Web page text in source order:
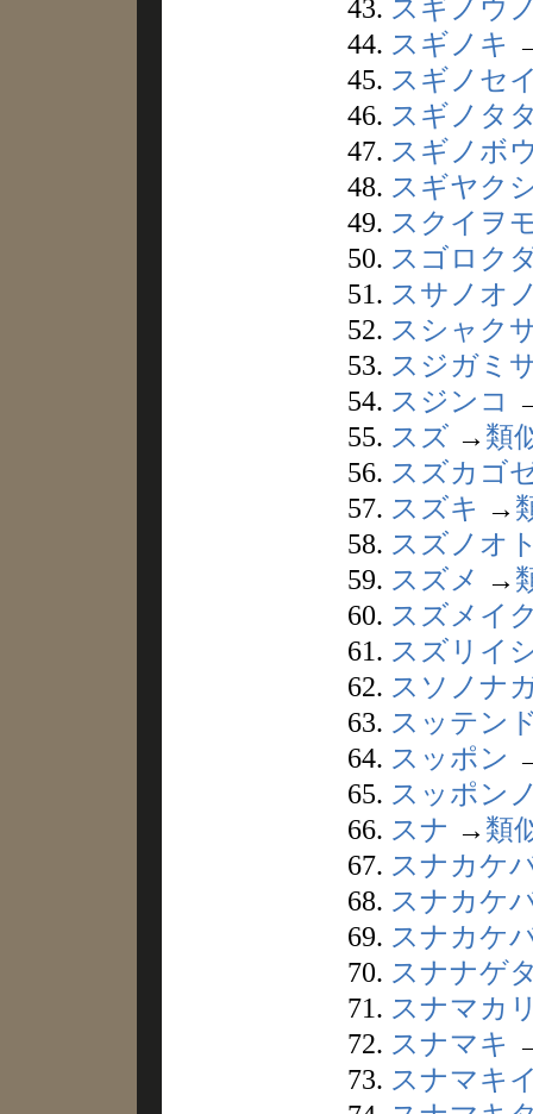
43. スギノウ
44. スギノキ
45. スギノセ
46. スギノタ
47. スギノボ
48. スギヤク
49. スクイヲ
50. スゴロク
51. スサノオ
52. スシャク
53. スジガミ
54. スジンコ
55. スズ → 類
56. スズカゴ
57. スズキ →
58. スズノオ
59. スズメ →
60. スズメイ
61. スズリイ
62. スソノナ
63. スッテン
64. スッポン
65. スッポン
66. スナ → 類
67. スナカケ
68. スナカケ
69. スナカケ
70. スナナゲ
71. スナマカ
72. スナマキ
73. スナマキ